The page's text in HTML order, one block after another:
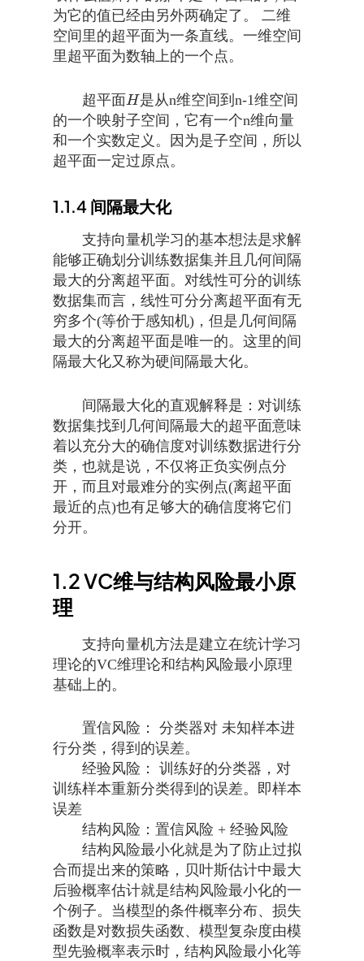
为它的值已经由另外两确定了。 二维
空间里的超平面为一条直线。一维空间
里超平面为数轴上的一个点。
超平面H
H 是从n维空间到n-1维空间
的一个映射子空间，它有一个n维向量
和一个实数定义。因为是子空间，所以
超平面一定过原点。
1.1.4 间隔最大化
支持向量机学习的基本想法是求解
能够正确划分训练数据集并且几何间隔
最大的分离超平面。对线性可分的训练
数据集而言，线性可分分离超平面有无
穷多个(等价于感知机)，但是几何间隔
最大的分离超平面是唯一的。这里的间
隔最大化又称为硬间隔最大化。
间隔最大化的直观解释是：对训练
数据集找到几何间隔最大的超平面意味
着以充分大的确信度对训练数据进行分
类，也就是说，不仅将正负实例点分
开，而且对最难分的实例点(离超平面
最近的点)也有足够大的确信度将它们
分开。
1.2VC维与结构风险最小原
理
支持向量机方法是建立在统计学习
理论的VC维理论和结构风险最小原理
基础上的。
置信风险： 分类器对 未知样本进
行分类，得到的误差。
经验风险： 训练好的分类器，对
训练样本重新分类得到的误差。即样本
误差
结构风险：置信风险 + 经验风险
结构风险最小化就是为了防止过拟
合而提出来的策略，贝叶斯估计中最大
后验概率估计就是结构风险最小化的一
个例子。当模型的条件概率分布、损失
函数是对数损失函数、模型复杂度由模
型先验概率表示时，结构风险最小化等